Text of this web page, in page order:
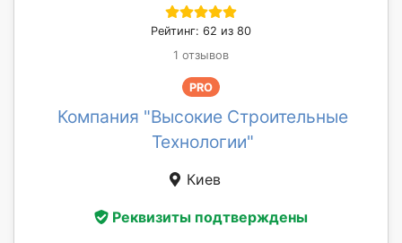
Рейтинг: 62 из 80
1 отзывов
PRO
Компания "Высокие Строительные
Технологии"
Киев
Реквизиты подтверждены